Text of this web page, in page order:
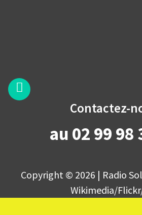
Contactez-
au 02 99 98
Copyright © 2026 | Radio
Wikimedia/